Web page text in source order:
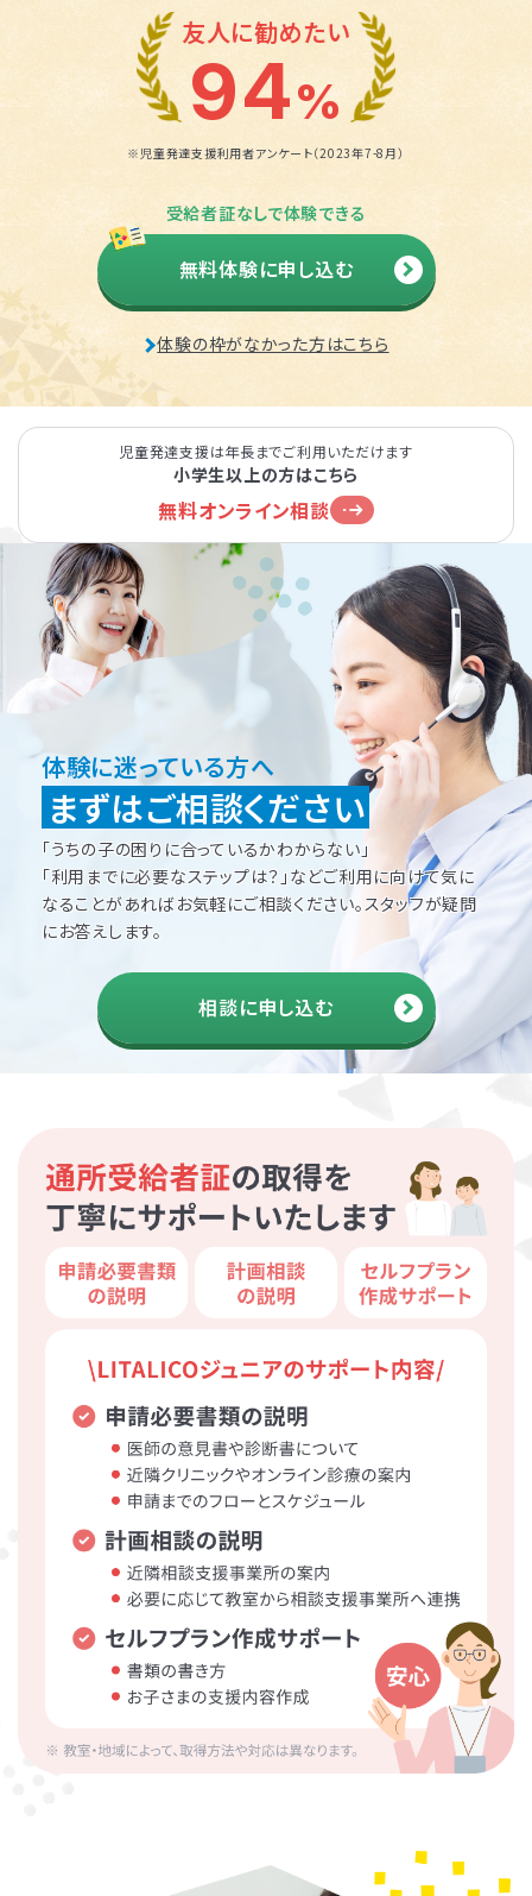
友人に勧めたい
94%
※児童発達支援利用者アンケート（2023年7-8月）
受給者証なしで体験できる
無料体験に申し込む
体験の枠がなかった方はこちら
児童発達支援は年長までご利用いただけます
小学生以上の方はこちら
無料オンライン相談
体験に迷っている方へ
まずはご相談ください
「うちの子の困りに合っているかわからない」
「利用までに必要なステップは？」などご利用に向けて気に
なることがあればお気軽にご相談ください。 スタッフが疑問
にお答えします。
相談に申し込む